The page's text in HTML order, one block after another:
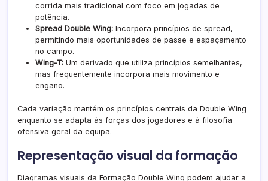
corrida mais tradicional com foco em jogadas de
potência.
Spread Double Wing: Incorpora princípios de spread,
permitindo mais oportunidades de passe e espaçamento
no campo.
Wing-T: Um derivado que utiliza princípios semelhantes,
mas frequentemente incorpora mais movimento e
engano.
Cada variação mantém os princípios centrais da Double Wing
enquanto se adapta às forças dos jogadores e à filosofia
ofensiva geral da equipa.
Representação visual da formação
Diagramas visuais da Formação Double Wing podem ajudar a